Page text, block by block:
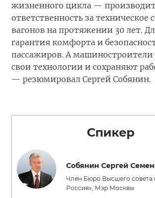
жизненного цикла —
ответственность за техническое
вагонов на протяжении 30 лет.
гарантия комфорта и
пассажиров. А
свои технологии и сохраняют
— резюмировал Сергей Собянин.
Спикер
Собянин Сергей
Член Бюро Высшего совета
Россия», Мэр Москвы